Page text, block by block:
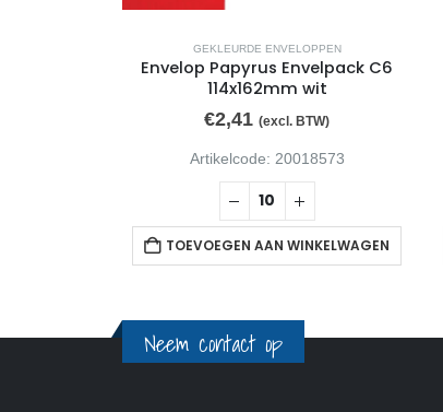
GEKLEURDE ENVELOPPEN
Envelop Papyrus Envelpack C6
114x162mm wit
€2,41 (excl. BTW)
Artikelcode: 20018573
TOEVOEGEN AAN WINKELWAGEN
Neem contact op